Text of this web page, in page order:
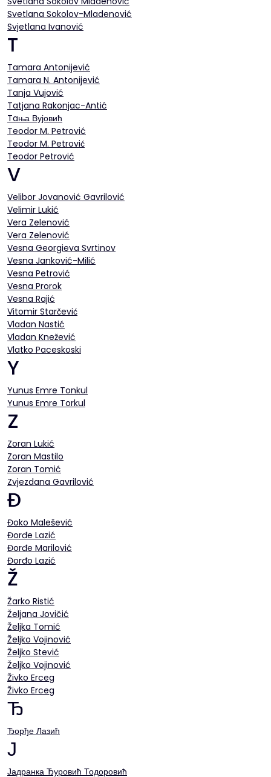
Svetlana Sokolov-Mladenović
Svjetlana Ivanović
T
Tamara Antonijević
Tamara N. Antonijević
Tanja Vujović
Tatjana Rakonjac-Antić
Taња Вујовић
Teodor M. Petrović
Teodor M. Petrović
Teodor Petrović
V
Velibor Jovanović Gavrilović
Velimir Lukić
Vera Zelenović
Vera Zelenović
Vesna Georgieva Svrtinov
Vesna Janković-Milić
Vesna Petrović
Vesna Prorok
Vesna Rajić
Vitomir Starčević
Vladan Nastić
Vladan Knežević
Vlatko Paceskoski
Y
Yunus Emre Tonkul
Yunus Emre Torkul
Z
Zoran Lukić
Zoran Mastilo
Zoran Tomić
Zvjezdana Gavrilović
Đ
Đoko Malešević
Đorđe Lazić
Đorđe Marilović
Đorđo Lazić
Ž
Žarko Ristić
Željana Jovičić
Željka Tomić
Željko Vojinović
Željko Stević
Željko Vojinović
Živko Erceg
Živko Erceg
Ђ
Ђорђе Лазић
Ј
Јадранка Ђуровић Тодоровић